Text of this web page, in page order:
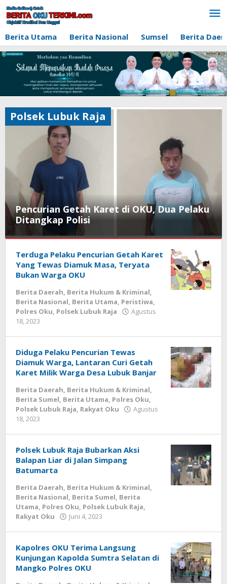
Lewati
ke
konten
Berita Utama
Berita Nasional Sumsel Berita
Pencurian Getah Karet di OKU, Dua Pelaku
Ditangkap Polisi
Daerah,
Berita
Hukum
Kriminal,
Berita
OKU,
Berita
Berita
Sumel,
Berita
Polres
Oku,
Polsek
Lubuk
Rakyat
Oku
September
2024
oleh
admin
Polsek Lubuk Raja
Terduga Pelaku Pencurian Getah Karet
Yang Tewas Diamuk Masa, Teryata
Bukan Warga OKU
Berita Daerah, Berita Hukum & Kriminal,
Berita Nasional, Berita Utama, Peristiwa,
Polres Oku, Polsek Lubuk Raja
Agustus
18, 2023
Diduga Pelaku Pencurian Tewas
Diamuk Warga, Lantaran Curi Getah
Karet Milik Warga Desa Lubuk Banjar
Berita Daerah, Berita Hukum & Kriminal,
Berita Sumel, Berita Utama, Polres Oku,
Polsek Lubuk Raja, Rakyat Oku
Agustus
18, 2023
Polsek Lubuk Raja Bubarkan Aksi
Balapan Liar di Jalan Simpang
Batumarta
Berita Daerah, Berita Hukum & Kriminal,
Berita Nasional, Berita Sumel, Berita
Utama, Polres Oku, Polsek Lubuk Raja,
Rakyat Oku
Juni 4, 2023
Kapolres OKU Terima Langsung
Kunjungan Kapolda Sumtra Selatan di
Mangko Polres OKU